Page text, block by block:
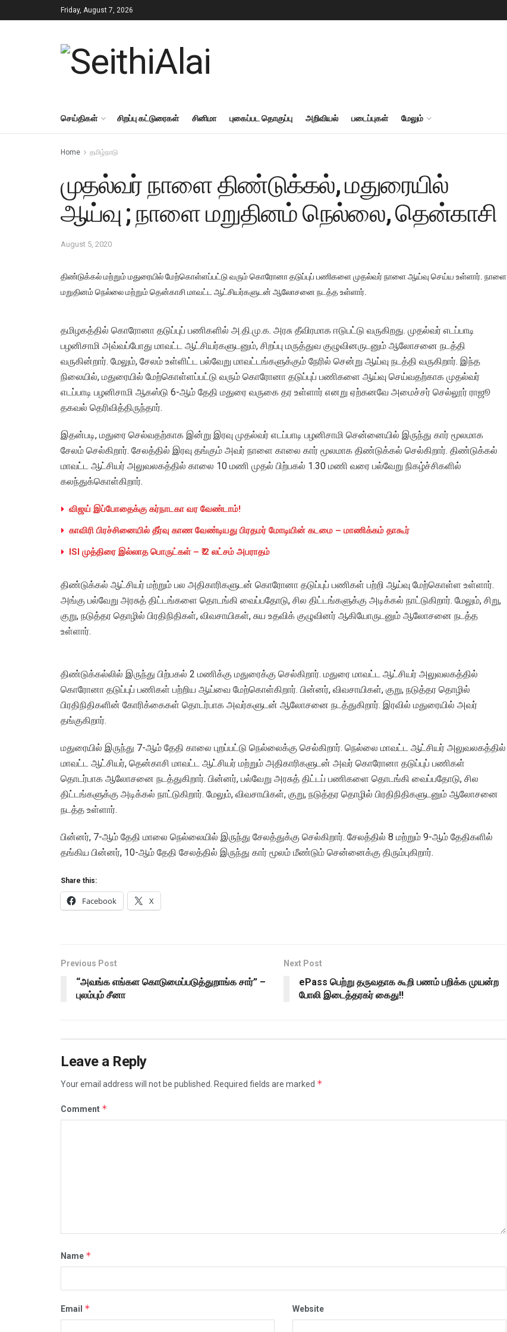
Friday, August 7, 2026
செய்திகள் சிறப்பு கட்டுரைகள் சினிமா புகைப்பட தொகுப்பு அறிவியல் படைப்புகள் மேலும்
Home தமிழ்நாடு
முதல்வர் நாளை திண்டுக்கல், மதுரையில்
ஆய்வு ; நாளை மறுதினம் நெல்லை, தென்காசி
August 5, 2020
திண்டுக்கல் மற்றும் மதுரையில் மேற்கொள்ளப்பட்டு வரும் கொரோனா தடுப்புப் பணிகளை முதல்வர் நாளை ஆய்வு செய்ய உள்ளார். நாளை
மறுதினம் நெல்லை மற்றும் தென்காசி மாவட்ட ஆட்சியர்களுடன் ஆலோசனை நடத்த உள்ளார்.
தமிழகத்தில் கொரோனா தடுப்புப் பணிகளில் அ.தி.மு.க. அரசு தீவிரமாக ஈடுபட்டு வருகிறது. முதல்வர் எடப்பாடி
பழனிசாமி அவ்வப்போது மாவட்ட ஆட்சியர்களுடனும், சிறப்பு மருத்துவ குழுவினருடனும் ஆலோசனை நடத்தி
வருகின்றார். மேலும், சேலம் உள்ளிட்ட பல்வேறு மாவட்டங்களுக்கும் நேரில் சென்று ஆய்வு நடத்தி வருகிறார். இந்த
நிலையில், மதுரையில் மேற்கொள்ளப்பட்டு வரும் கொரோனா தடுப்புப் பணிகளை ஆய்வு செய்வதற்காக முதல்வர்
எடப்பாடி பழனிசாமி ஆகஸ்டு 6-ஆம் தேதி மதுரை வருகை தர உள்ளார் எனறு ஏற்கனவே அமைச்சர் செல்லூர் ராஜூ
தகவல் தெரிவித்திருந்தார்.
இதன்படி, மதுரை செல்வதற்காக இன்று இரவு முதல்வர் எடப்பாடி பழனிசாமி சென்னையில் இருந்து கார் மூலமாக
சேலம் செல்கிறார். சேலத்தில் இரவு தங்கும் அவர் நாளை காலை கார் மூலமாக திண்டுக்கல் செல்கிறார். திண்டுக்கல்
மாவட்ட ஆட்சியர் அலுவலகத்தில் காலை 10 மணி முதல் பிற்பகல் 1.30 மணி வரை பல்வேறு நிகழ்ச்சிகளில்
கலந்துக்கொள்கிறார்.
விஜய் இப்போதைக்கு கர்நாடகா வர வேண்டாம்!
காவிரி பிரச்சினையில் தீர்வு காண வேண்டியது பிரதமர் மோடியின் கடமை – மாணிக்கம் தாகூர்
ISI முத்திரை இல்லாத பொருட்கள் – ₹.2 லட்சம் அபராதம்
திண்டுக்கல் ஆட்சியர் மற்றும் பல அதிகாரிகளுடன் கொரோனா தடுப்புப் பணிகள் பற்றி ஆய்வு மேற்கொள்ள உள்ளார்.
அங்கு பல்வேறு அரசுத் திட்டங்களை தொடங்கி வைப்பதோடு, சில திட்டங்களுக்கு அடிக்கல் நாட்டுகிறார். மேலும், சிறு,
குறு, நடுத்தர தொழில் பிரதிநிதிகள், விவசாயிகள், சுய உதவிக் குழுவினர் ஆகியோருடனும் ஆலோசனை நடத்த
உள்ளார்.
திண்டுக்கல்லில் இருந்து பிற்பகல் 2 மணிக்கு மதுரைக்கு செல்கிறார். மதுரை மாவட்ட ஆட்சியர் அலுவலகத்தில்
கொரோனா தடுப்புப் பணிகள் பற்றிய ஆய்வை மேற்கொள்கிறார். பின்னர், விவசாயிகள், குறு, நடுத்தர தொழில்
பிரதிநிதிகளின் கோரிக்கைகள் தொடர்பாக அவர்களுடன் ஆலோசனை நடத்துகிறார். இரவில் மதுரையில் அவர்
தங்குகிறார்.
மதுரையில் இருந்து 7-ஆம் தேதி காலை புறப்பட்டு நெல்லைக்கு செல்கிறார். நெல்லை மாவட்ட ஆட்சியர் அலுவலகத்தில்
மாவட்ட ஆட்சியர், தென்காசி மாவட்ட ஆட்சியர் மற்றும் அதிகாரிகளுடன் அவர் கொரோனா தடுப்புப் பணிகள்
தொடர்பாக ஆலோசனை நடத்துகிறார். பின்னர், பல்வேறு அரசுத் திட்டப் பணிகளை தொடங்கி வைப்பதோடு, சில
திட்டங்களுக்கு அடிக்கல் நாட்டுகிறார். மேலும், விவசாயிகள், குறு, நடுத்தர தொழில் பிரதிநிதிகளுடனும் ஆலோசனை
நடத்த உள்ளார்.
பின்னர், 7-ஆம் தேதி மாலை நெல்லையில் இருந்து சேலத்துக்கு செல்கிறார். சேலத்தில் 8 மற்றும் 9-ஆம் தேதிகளில்
தங்கிய பின்னர், 10-ஆம் தேதி சேலத்தில் இருந்து கார் மூலம் மீண்டும் சென்னைக்கு திரும்புகிறார்.
Share this:
Facebook X
Previous Post
“அவங்க எங்கள கொடுமைப்படுத்துறாங்க சார்” –
புலம்பும் சீனா
Next Post
ePass பெற்று தருவதாக கூறி பணம் பறிக்க முயன்ற
போலி இடைத்தரகர் கைது!!
Leave a Reply
Your email address will not be published. Required fields are marked *
Comment *
Name *
Email * Website